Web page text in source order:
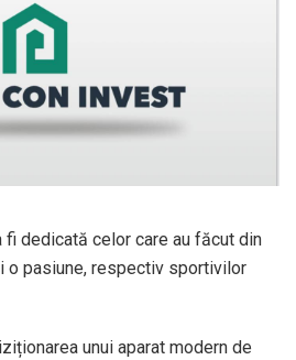
dedicată celor care au făcut din
o pasiune, respectiv sportivilor
unui aparat modern de